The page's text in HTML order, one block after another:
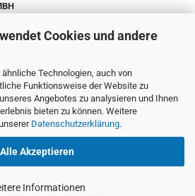
Cookies und andere
Technologien, auch von
Funktionsweise der Website zu
Angebotes zu analysieren und Ihnen
bieten zu können. Weitere
Datenschutzerklärung.
Alle Akzeptieren
Informationen